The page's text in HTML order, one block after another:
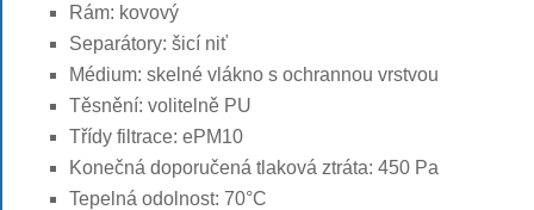
Rám: kovový
Separátory: šicí niť
Médium: skelné vlákno s ochrannou vrstvou
Těsnění: volitelně PU
Třídy filtrace: ePM10
Konečná doporučená tlaková ztráta: 450 Pa
Tepelná odolnost: 70°C